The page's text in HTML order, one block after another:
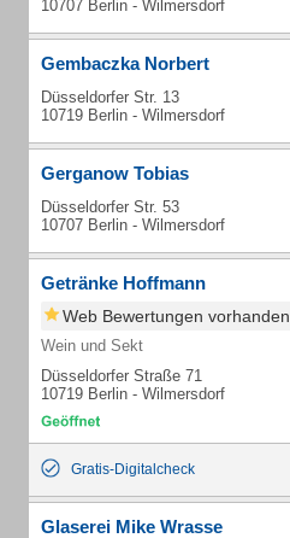
10707 Berlin - Wilmersdorf
Gembaczka Norbert
Düsseldorfer Str. 13
10719 Berlin - Wilmersdorf
Gerganow Tobias
Düsseldorfer Str. 53
10707 Berlin - Wilmersdorf
Getränke Hoffmann
Web Bewertungen vorhanden
Wein und Sekt
Düsseldorfer Straße 71
10719 Berlin - Wilmersdorf
Gratis-Digitalcheck
Glaserei Mike Wrasse